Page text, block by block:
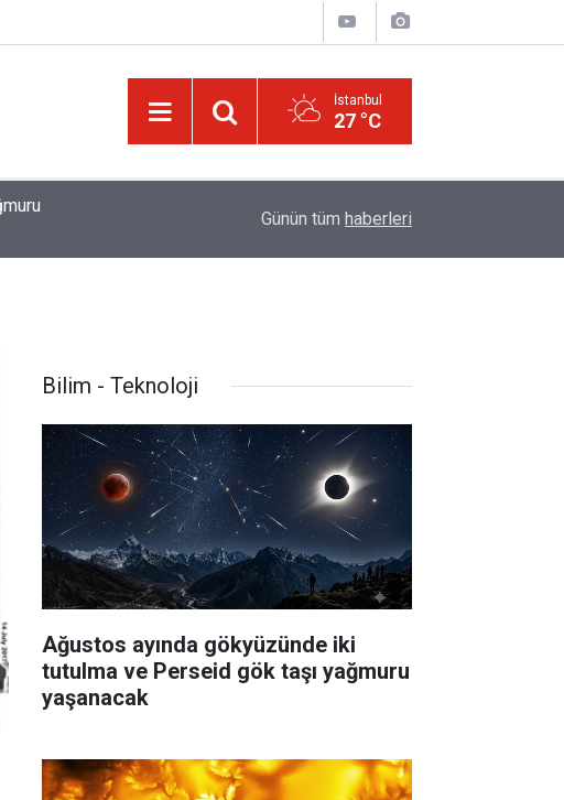
İstanbul
27 °C
Günün tüm haberleri
Bilim - Teknoloji
Ağustos ayında gökyüzünde iki
tutulma ve Perseid gök taşı yağmuru
yaşanacak